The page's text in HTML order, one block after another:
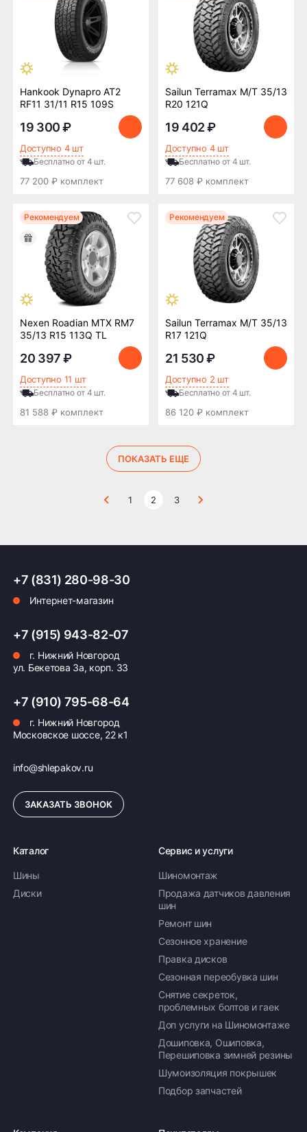
Hankook Dynapro AT2
RF11 31/11 R15 109S
19 300 ₽
Доступно 4 шт
Бесплатно от 4 шт.
77 200 ₽ комплект
Sailun Terramax M/T 35/13
R20 121Q
19 402 ₽
Доступно 4 шт
Бесплатно от 4 шт.
77 608 ₽ комплект
Рекомендуем
Nexen Roadian MTX RM7
35/13 R15 113Q TL
20 397 ₽
Доступно 11 шт
Бесплатно от 4 шт.
81 588 ₽ комплект
Рекомендуем
Sailun Terramax M/T 35/13
R17 121Q
21 530 ₽
Доступно 2 шт
Бесплатно от 4 шт.
86 120 ₽ комплект
ПОКАЗАТЬ ЕЩЕ
1 2 3
+7 (831) 280-98-30
Интернет-магазин
+7 (915) 943-82-07
г. Нижний Новгород
ул. Бекетова 3а, корп. 33
+7 (910) 795-68-64
г. Нижний Новгород
Московское шоссе, 22 к1
info@shlepakov.ru
ЗАКАЗАТЬ ЗВОНОК
Каталог
Шины
Диски
Сервис и услуги
Шиномонтаж
Продажа датчиков давления
шин
Ремонт шин
Сезонное хранение
Правка дисков
Сезонная переобувка шин
Снятие секреток,
проблемных болтов и гаек
Доп услуги на Шиномонтаже
Дошиповка, Ошиповка,
Перешиповка зимней резины
Шумоизоляция покрышек
Подбор запчастей